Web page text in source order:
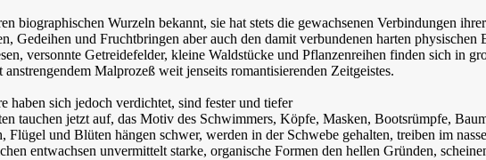
biographischen Wurzeln bekannt, sie hat stets die gewachsenen Verbindungen
Gedeihen und Fruchtbringen aber auch den damit verbundenen harten
versonnte Getreidefelder, kleine Waldstücke und Pflanzenreihen finden sich in
Malprozeß weit jenseits romantisierenden Zeitgeistes.
haben sich jedoch verdichtet, sind fester und tiefer
tauchen jetzt auf, das Motiv des Schwimmers, Köpfe, Masken, Bootsrümpfe,
und Blüten hängen schwer, werden in der Schwebe gehalten, treiben im
entwachsen unvermittelt starke, organische Formen den hellen Gründen,